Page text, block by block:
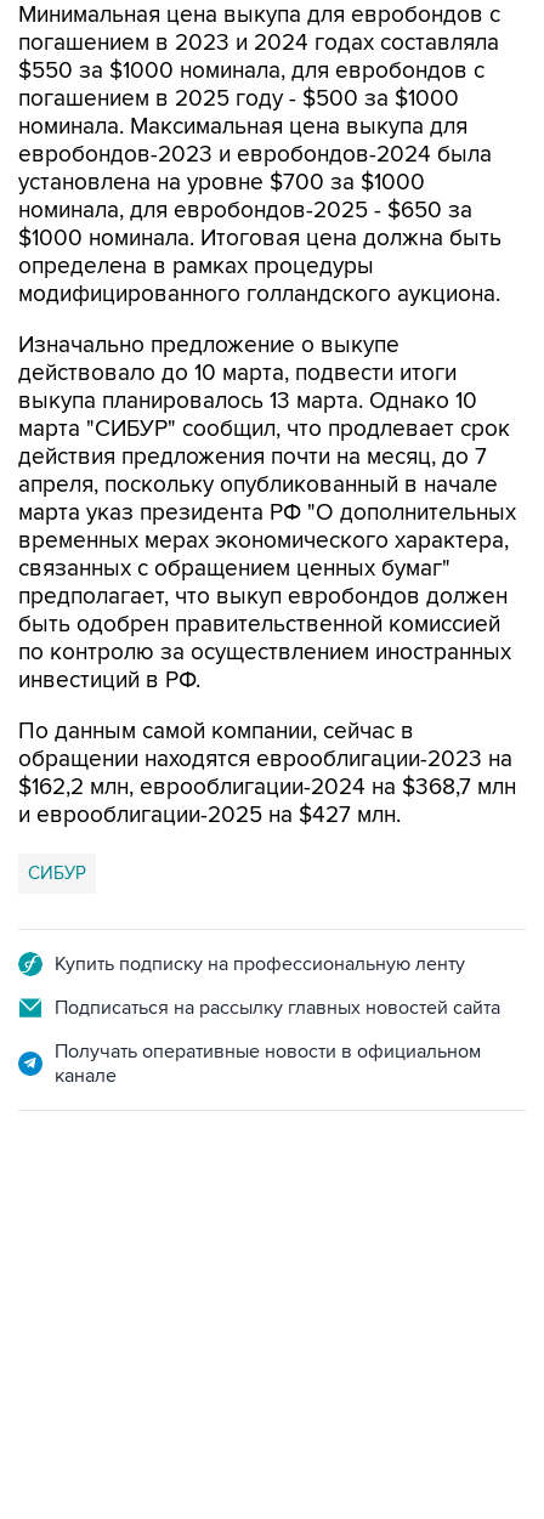
Минимальная цена выкупа для евробондов с
погашением в 2023 и 2024 годах составляла
$550 за $1000 номинала, для евробондов с
погашением в 2025 году - $500 за $1000
номинала. Максимальная цена выкупа для
евробондов-2023 и евробондов-2024 была
установлена на уровне $700 за $1000
номинала, для евробондов-2025 - $650 за
$1000 номинала. Итоговая цена должна быть
определена в рамках процедуры
модифицированного голландского аукциона.
Изначально предложение о выкупе
действовало до 10 марта, подвести итоги
выкупа планировалось 13 марта. Однако 10
марта "СИБУР" сообщил, что продлевает срок
действия предложения почти на месяц, до 7
апреля, поскольку опубликованный в начале
марта указ президента РФ "О дополнительных
временных мерах экономического характера,
связанных с обращением ценных бумаг"
предполагает, что выкуп евробондов должен
быть одобрен правительственной комиссией
по контролю за осуществлением иностранных
инвестиций в РФ.
По данным самой компании, сейчас в
обращении находятся еврооблигации-2023 на
$162,2 млн, еврооблигации-2024 на $368,7 млн
и еврооблигации-2025 на $427 млн.
СИБУР
Купить подписку на профессиональную ленту
Подписаться на рассылку главных новостей сайта
Получать оперативные новости в официальном
канале